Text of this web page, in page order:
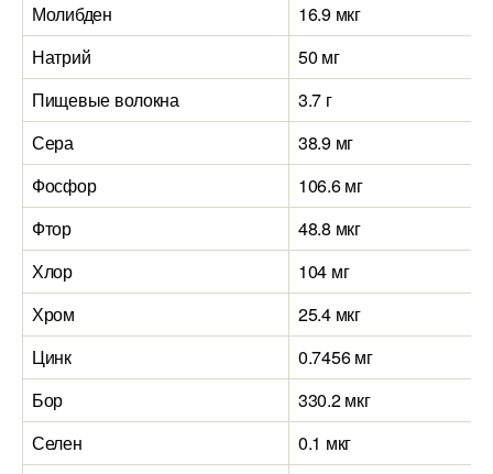
Молибден
16.9 мкг
Натрий
50 мг
Пищевые волокна
3.7 г
Сера
38.9 мг
Фосфор
106.6 мг
Фтор
48.8 мкг
Хлор
104 мг
Хром
25.4 мкг
Цинк
0.7456 мг
Бор
330.2 мкг
Селен
0.1 мкг